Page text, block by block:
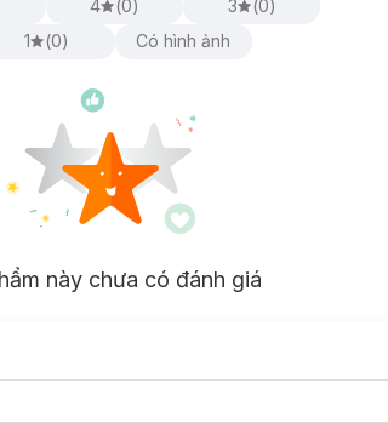
4 (0) 3 (0)
1
(0) Có hình ảnh
này chưa có đánh giá